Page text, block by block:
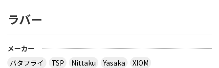
ラバー
メーカー
バタフライ
TSP Nittaku Yasaka
XIOM